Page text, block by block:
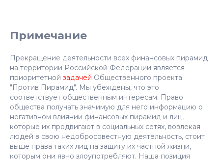
Примечание
Прекращение деятельности всех финансовых пирамид
на территории Российской Федерации является
приоритетной задачей Общественного проекта
"Против Пирамид". Мы убеждены, что это
соответствует общественным интересам. Право
общества получать значимую для него информацию о
негативном влиянии финансовых пирамид и лиц,
которые их продвигают в социальных сетях, вовлекая
людей в свою недобросовестную деятельность, стоит
выше права таких лиц на защиту их частной жизни,
которым они явно злоупотребляют. Наша позиция